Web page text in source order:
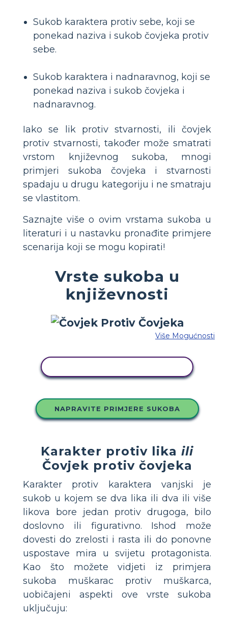
Sukob karaktera protiv sebe, koji se
ponekad naziva i sukob čovjeka protiv
sebe.
Sukob karaktera i nadnaravnog, koji se
ponekad naziva i sukob čovjeka i
nadnaravnog.
Iako se lik protiv stvarnosti, ili čovjek
protiv stvarnosti, također može smatrati
vrstom književnog sukoba, mnogi
primjeri sukoba čovjeka i stvarnosti
spadaju u drugu kategoriju i ne smatraju
se vlastitom.
Saznajte više o ovim vrstama sukoba u
literaturi i u nastavku pronađite primjere
scenarija koji se mogu kopirati!
Vrste sukoba u
književnosti
Više Mogućnosti
NAPRAVITE PRIMJERE SUKOBA
Karakter protiv lika ili
Čovjek protiv čovjeka
Karakter protiv karaktera vanjski je
sukob u kojem se dva lika ili dva ili više
likova bore jedan protiv drugoga, bilo
doslovno ili figurativno. Ishod može
dovesti do zrelosti i rasta ili do ponovne
uspostave mira u svijetu protagonista.
Kao što možete vidjeti iz primjera
sukoba muškarac protiv muškarca,
uobičajeni aspekti ove vrste sukoba
uključuju: